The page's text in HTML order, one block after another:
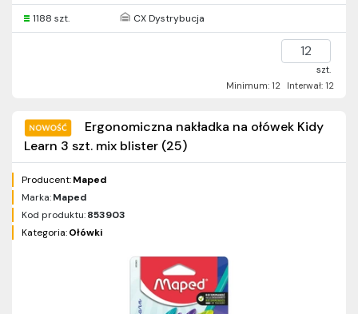
1188 szt. CX Dystrybucja
szt.
Minimum: 12
Interwał: 12
Ergonomiczna nakładka na ołówek Kidy
Learn 3 szt. mix blister (25)
Producent:Maped
Marka:Maped
Kod produktu:853903
Kategoria:Ołówki